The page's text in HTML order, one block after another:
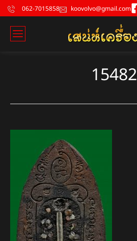
062-7015858 koovolvo@gmail.com
15482